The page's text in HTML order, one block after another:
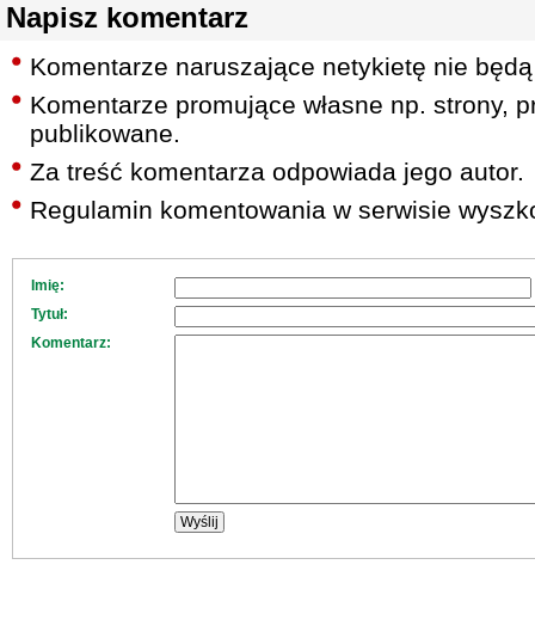
Napisz komentarz
Komentarze naruszające netykietę nie
Komentarze promujące własne np. strony,
publikowane.
Za treść komentarza odpowiada jego autor.
Regulamin komentowania w serwisie
Imię:
Tytuł:
Komentarz: